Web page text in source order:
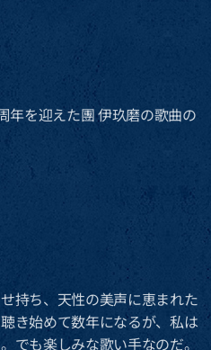
を迎えた團 伊玖磨の歌曲の
持ち、天性の美声に恵まれた
き始めて数年になるが、私は
でも楽しみな歌い手なのだ。